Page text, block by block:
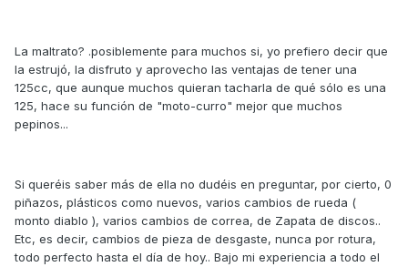
La maltrato? .posiblemente para muchos si, yo prefiero decir que
la estrujó, la disfruto y aprovecho las ventajas de tener una
125cc, que aunque muchos quieran tacharla de qué sólo es una
125, hace su función de "moto-curro" mejor que muchos
pepinos...
Si queréis saber más de ella no dudéis en preguntar, por cierto, 0
piñazos, plásticos como nuevos, varios cambios de rueda (
monto diablo ), varios cambios de correa, de Zapata de discos..
Etc, es decir, cambios de pieza de desgaste, nunca por rotura,
todo perfecto hasta el día de hoy.. Bajo mi experiencia a todo el